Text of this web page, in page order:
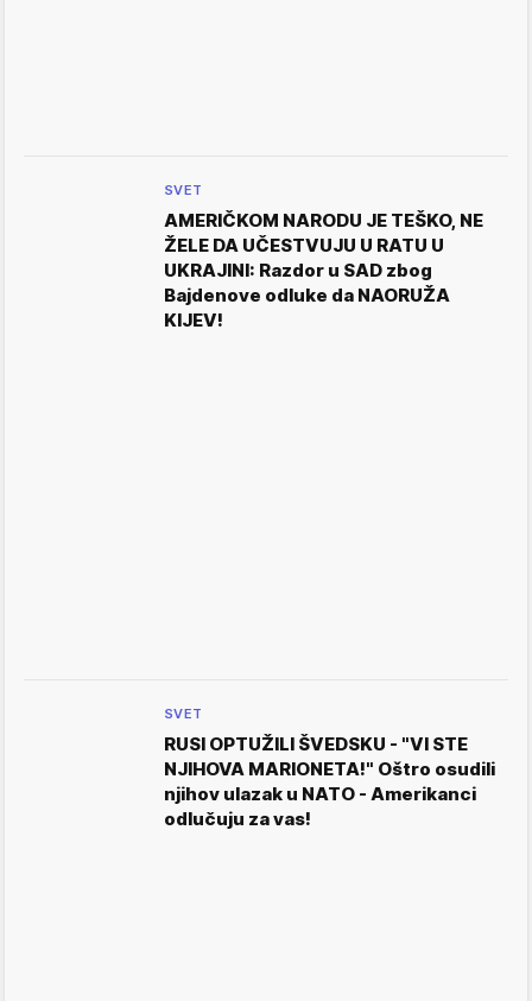
SVET
AMERIČKOM NARODU JE TEŠKO, NE
ŽELE DA UČESTVUJU U RATU U
UKRAJINI: Razdor u SAD zbog
Bajdenove odluke da NAORUŽA
KIJEV!
SVET
RUSI OPTUŽILI ŠVEDSKU - "VI STE
NJIHOVA MARIONETA!" Oštro osudili
njihov ulazak u NATO - Amerikanci
odlučuju za vas!